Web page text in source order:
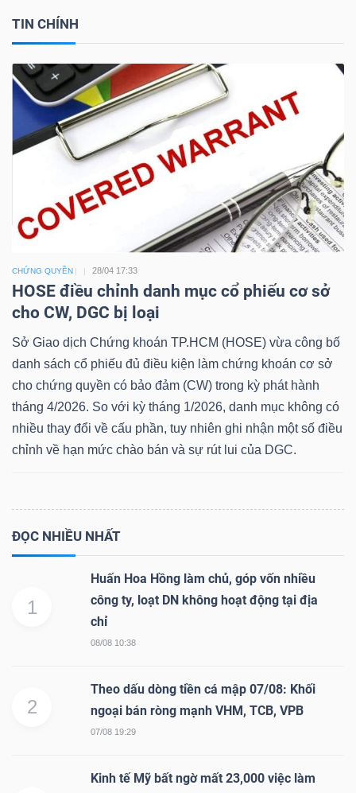
TIN CHÍNH
CHỨNG QUYỀN 28/04 17:33
HOSE điều chỉnh danh mục cổ phiếu cơ sở
cho CW, DGC bị loại
Sở Giao dịch Chứng khoán TP.HCM (HOSE) vừa công bố
danh sách cổ phiếu đủ điều kiện làm chứng khoán cơ sở
cho chứng quyền có bảo đảm (CW) trong kỳ phát hành
tháng 4/2026. So với kỳ tháng 1/2026, danh mục không có
nhiều thay đổi về cấu phần, tuy nhiên ghi nhận một số điều
chỉnh về hạn mức chào bán và sự rút lui của DGC.
ĐỌC NHIỀU NHẤT
1
Huấn Hoa Hồng làm chủ, góp vốn nhiều
công ty, loạt DN không hoạt động tại địa
chỉ
08/08 10:38
2
Theo dấu dòng tiền cá mập 07/08: Khối
ngoại bán ròng mạnh VHM, TCB, VPB
07/08 19:29
Kinh tế Mỹ bất ngờ mất 23,000 việc làm
Sách
chính
đầu
tư
Truyền
thông
tài
chính
Dữ
liệu
tài